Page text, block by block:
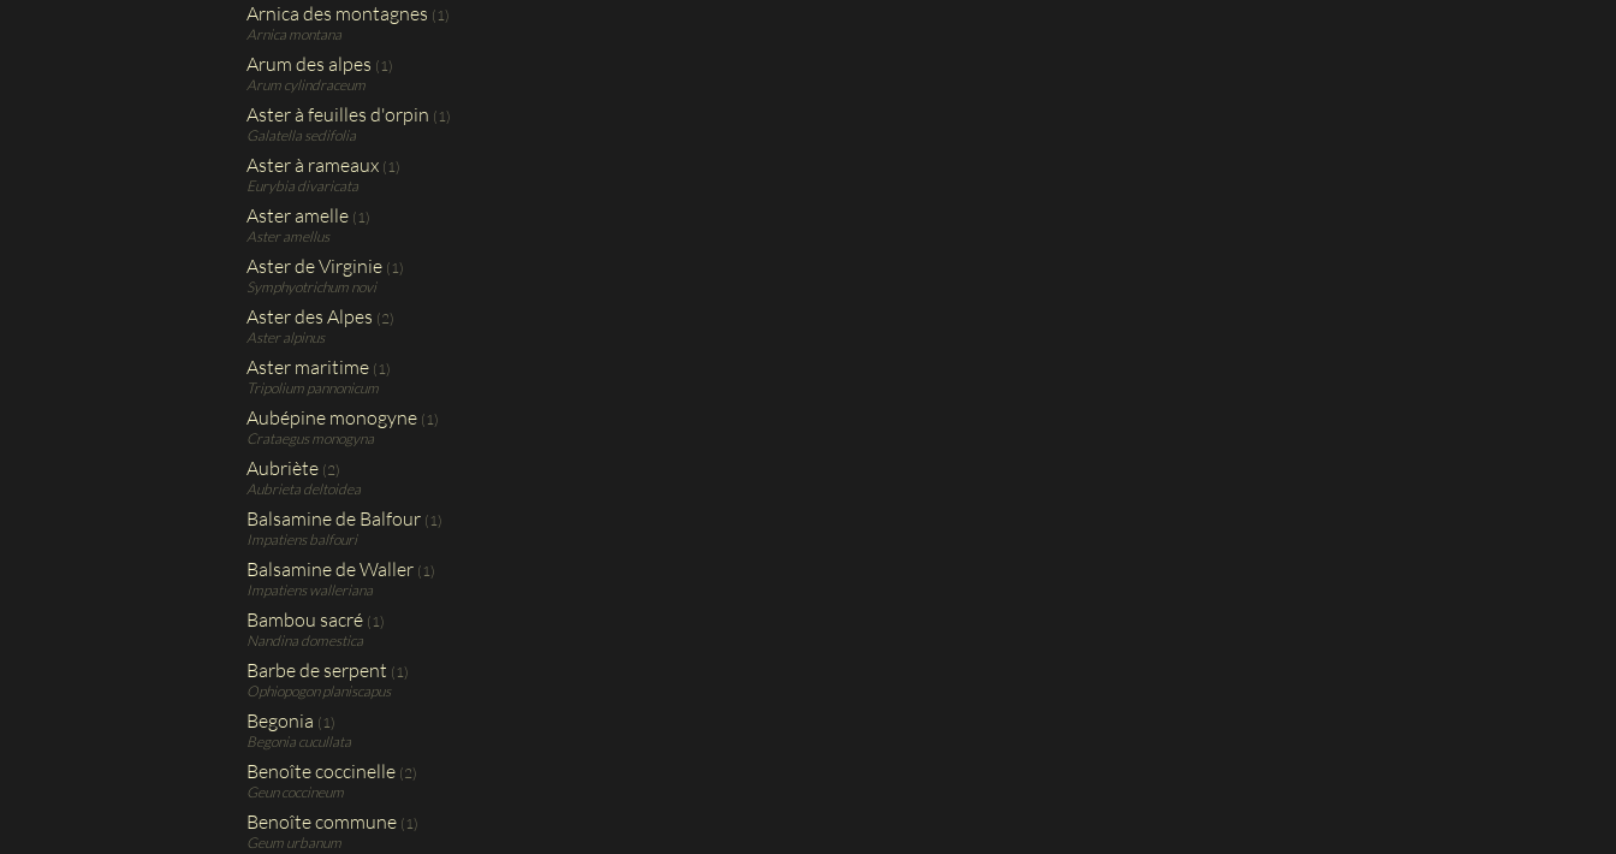
Arnica des montagnes (1)
Arnica montana
Arum des alpes (1)
Arum cylindraceum
Aster à feuilles d'orpin (1)
Galatella sedifolia
Aster à rameaux (1)
Eurybia divaricata
Aster amelle (1)
Aster amellus
Aster de Virginie (1)
Symphyotrichum novi
Aster des Alpes (2)
Aster alpinus
Aster maritime (1)
Tripolium pannonicum
Aubépine monogyne (1)
Crataegus monogyna
Aubriète (2)
Aubrieta deltoidea
Balsamine de Balfour (1)
Impatiens balfouri
Balsamine de Waller (1)
Impatiens walleriana
Bambou sacré (1)
Nandina domestica
Barbe de serpent (1)
Ophiopogon planiscapus
Begonia (1)
Begonia cucullata
Benoîte coccinelle (2)
Geun coccineum
Benoîte commune (1)
Geum urbanum